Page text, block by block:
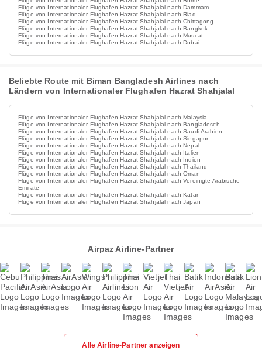
Flüge von Internationaler Flughafen Hazrat Shahjalal nach Dammam
Flüge von Internationaler Flughafen Hazrat Shahjalal nach Riad
Flüge von Internationaler Flughafen Hazrat Shahjalal nach Chittagong
Flüge von Internationaler Flughafen Hazrat Shahjalal nach Bangkok
Flüge von Internationaler Flughafen Hazrat Shahjalal nach Muscat
Flüge von Internationaler Flughafen Hazrat Shahjalal nach Dubai
Beliebte Route mit Biman Bangladesh Airlines nach
Ländern von Internationaler Flughafen Hazrat Shahjalal
Flüge von Internationaler Flughafen Hazrat Shahjalal nach Malaysia
Flüge von Internationaler Flughafen Hazrat Shahjalal nach Bangladesch
Flüge von Internationaler Flughafen Hazrat Shahjalal nach Saudi Arabien
Flüge von Internationaler Flughafen Hazrat Shahjalal nach Singapur
Flüge von Internationaler Flughafen Hazrat Shahjalal nach Nepal
Flüge von Internationaler Flughafen Hazrat Shahjalal nach Italien
Flüge von Internationaler Flughafen Hazrat Shahjalal nach Indien
Flüge von Internationaler Flughafen Hazrat Shahjalal nach Thailand
Flüge von Internationaler Flughafen Hazrat Shahjalal nach Oman
Flüge von Internationaler Flughafen Hazrat Shahjalal nach Vereinigte Arabische
Emirate
Flüge von Internationaler Flughafen Hazrat Shahjalal nach Katar
Flüge von Internationaler Flughafen Hazrat Shahjalal nach Japan
Airpaz Airline-Partner
Alle Airline-Partner anzeigen